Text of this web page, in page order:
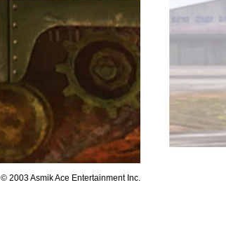
© 2003 Asmik Ace Entertainment Inc.